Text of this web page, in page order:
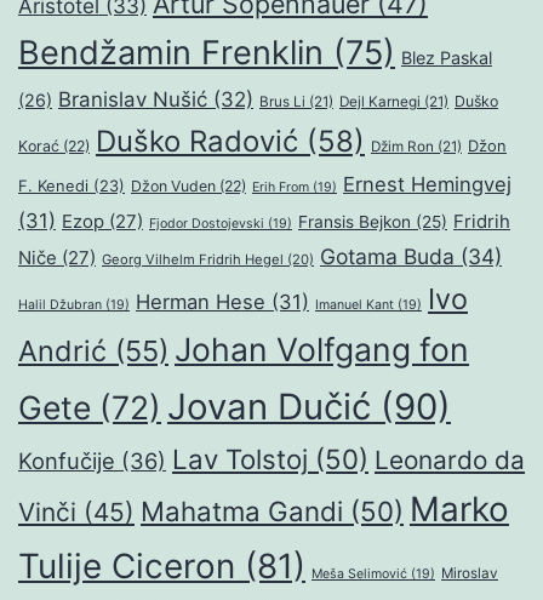
Aristotel (33)
Bendžamin Frenklin (75) Blez Paskal
(26) Branislav Nušić (32) Brus Li (21) Dejl Karnegi (21) Duško
Korać (22) Duško Radović (58) Džim Ron (21) Džon
F. Kenedi (23) Džon Vuden (22) Erih From (19) Ernest Hemingvej
(31) Ezop (27) Fjodor Dostojevski (19) Fransis Bejkon (25) Fridrih
Niče (27) Georg Vilhelm Fridrih Hegel (20) Gotama Buda (34)
Halil Džubran (19) Herman Hese (31) Imanuel Kant (19)
Ivo
Andrić (55) Johan Volfgang fon
Gete (72) Jovan Dučić (90)
Konfučije (36) Lav Tolstoj (50) Leonardo da
Vinči (45) Mahatma Gandi (50) Marko
Tulije Ciceron (81) Meša Selimović (19) Miroslav